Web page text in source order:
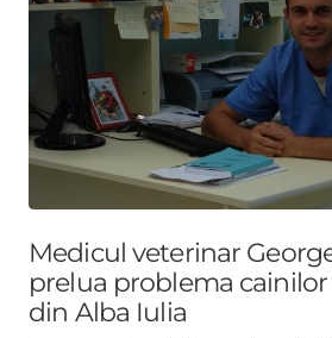
Medicul veterinar
prelua problema
din Alba Iulia